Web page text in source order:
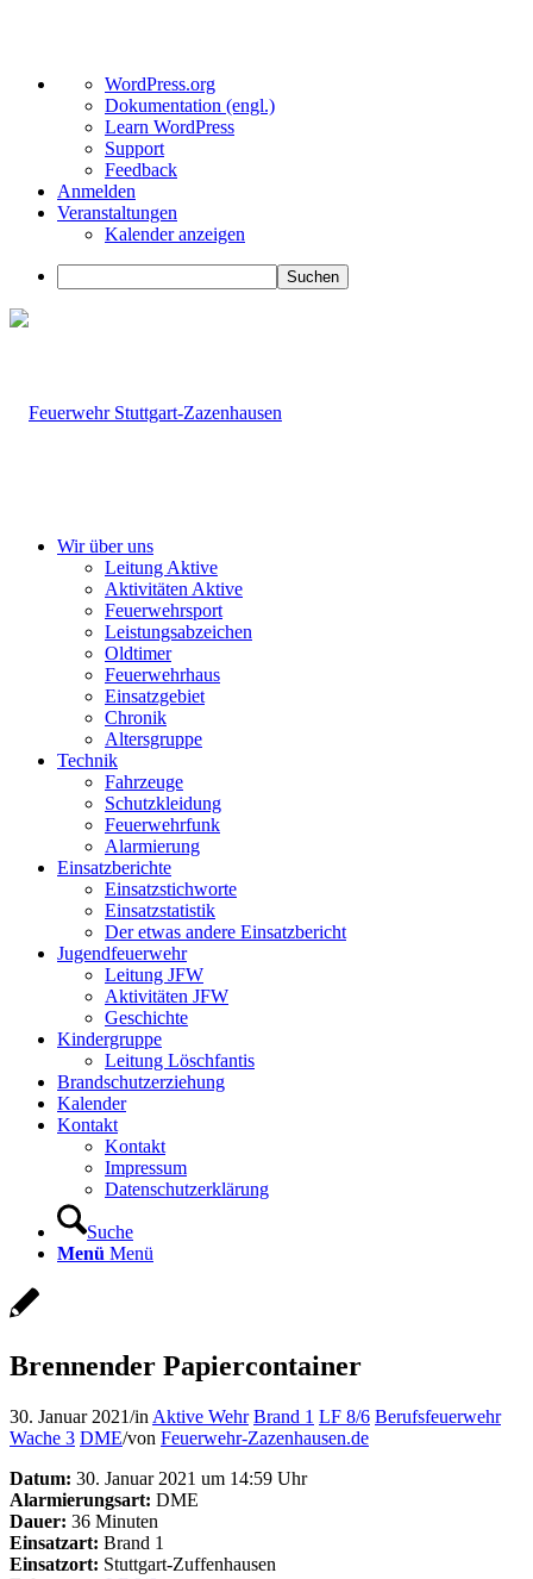
Über
WordPress
WordPress.org
Dokumentation (engl.)
Learn WordPress
Support
Feedback
Anmelden
Veranstaltungen
Kalender anzeigen
Suchen
Wir über uns
Leitung Aktive
Aktivitäten Aktive
Feuerwehrsport
Leistungsabzeichen
Oldtimer
Feuerwehrhaus
Einsatzgebiet
Chronik
Altersgruppe
Technik
Fahrzeuge
Schutzkleidung
Feuerwehrfunk
Alarmierung
Einsatzberichte
Einsatzstichworte
Einsatzstatistik
Der etwas andere Einsatzbericht
Jugendfeuerwehr
Leitung JFW
Aktivitäten JFW
Geschichte
Kindergruppe
Leitung Löschfantis
Brandschutzerziehung
Kalender
Kontakt
Kontakt
Impressum
Datenschutzerklärung
Suche
Menü Menü
Brennender Papiercontainer
30. Januar 2021/in Aktive Wehr Brand 1 LF 8/6 Berufsfeuerwehr
Wache 3 DME/von Feuerwehr-Zazenhausen.de
Datum: 30. Januar 2021 um 14:59 Uhr
Alarmierungsart: DME
Dauer: 36 Minuten
Einsatzart: Brand 1
Einsatzort: Stuttgart-Zuffenhausen